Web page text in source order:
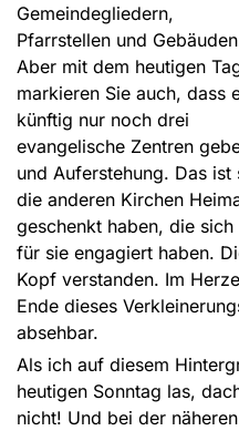
Gemeindegliedern,
Pfarrstellen und
Aber mit dem heutigen
markieren Sie auch, dass
künftig nur noch drei
evangelische Zentren
und Auferstehung. Das
die anderen Kirchen
geschenkt haben, die
für sie engagiert haben.
Kopf verstanden. Im
Ende dieses
absehbar.
Als ich auf diesem
heutigen Sonntag las,
nicht! Und bei der